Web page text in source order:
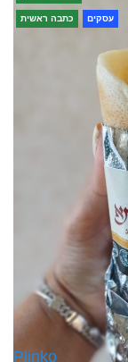
כתבה ראשית עסקים
Plinko